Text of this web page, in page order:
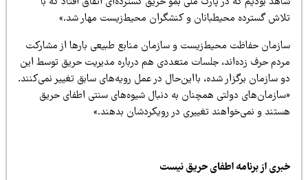
گسترده محیطبانان و کنشگران محیط‌زیست مهار شد.»
حفاظت محیط‌زیست و سازمان منابع طبیعی بارها از مشارکت
حرف زده‌اند، جلسات متعددی هم درباره مدیریت حریق توسط این
سازمان برگزار شده، بااین‌حال در عمل رویه‌های سابق تغییر نمی‌کنند.
دولتی همچنان به دنبال شیوه‌های سنتی اطفای حریق
و نمی‌خواهند تغییری در رویکردشان بدهند.»
از برنامه اطفای حریق نیست